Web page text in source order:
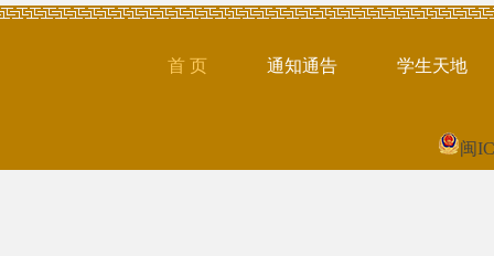
首 页 通知通告 学生天地
闽